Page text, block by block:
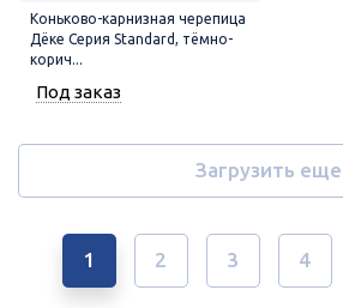
Коньково-карнизная черепица
Дёке Серия Standard, тёмно-
корич...
Под заказ
Загрузить еще
1 2 3 4